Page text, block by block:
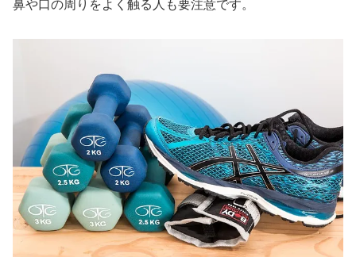
鼻や口の周りをよく触る人も要注意です。